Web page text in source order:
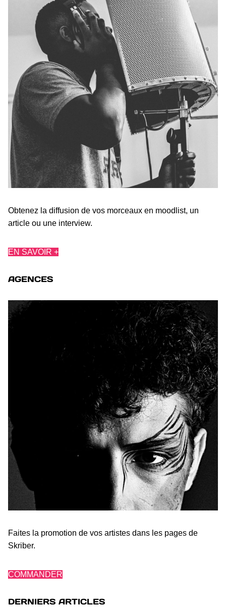
Obtenez la diffusion de vos morceaux en moodlist, un
article ou une interview.
EN SAVOIR +
AGENCES
Faites la promotion de vos artistes dans les pages de
Skriber.
COMMANDER
DERNIERS ARTICLES